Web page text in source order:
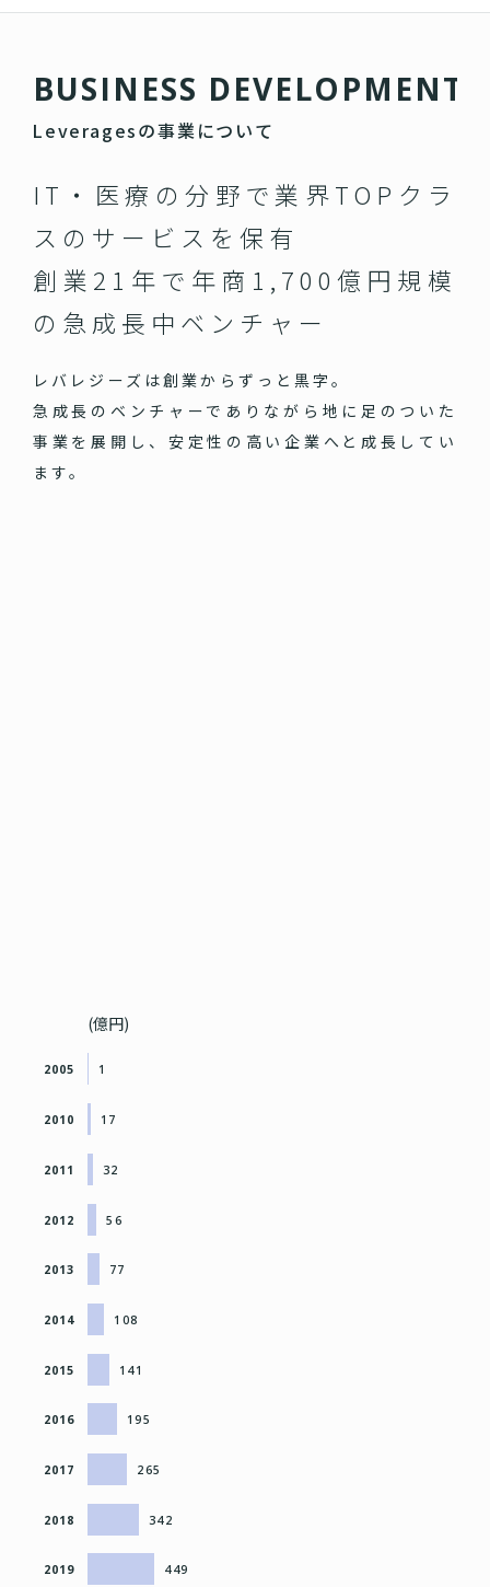
BUSIN ESS DEVELOPM ENT
Leveragesの事業について
IT・医療の分野で業界TOPクラ
スのサービスを保有
創業21年で年商1,700億円規模
の急成長中ベンチャー
レバレジーズは創業からずっと黒字。
急成長のベンチャーでありながら地に足のついた
事業を展開し、安定性の高い企業へと成長してい
ます。
(億円)
1
2005
17
2010
32
2011
56
2012
77
2013
108
2014
141
2015
195
2016
265
2017
342
2018
449
2019